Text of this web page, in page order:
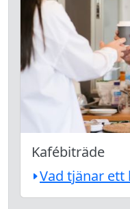
Kafébiträde
Vad tjänar ett